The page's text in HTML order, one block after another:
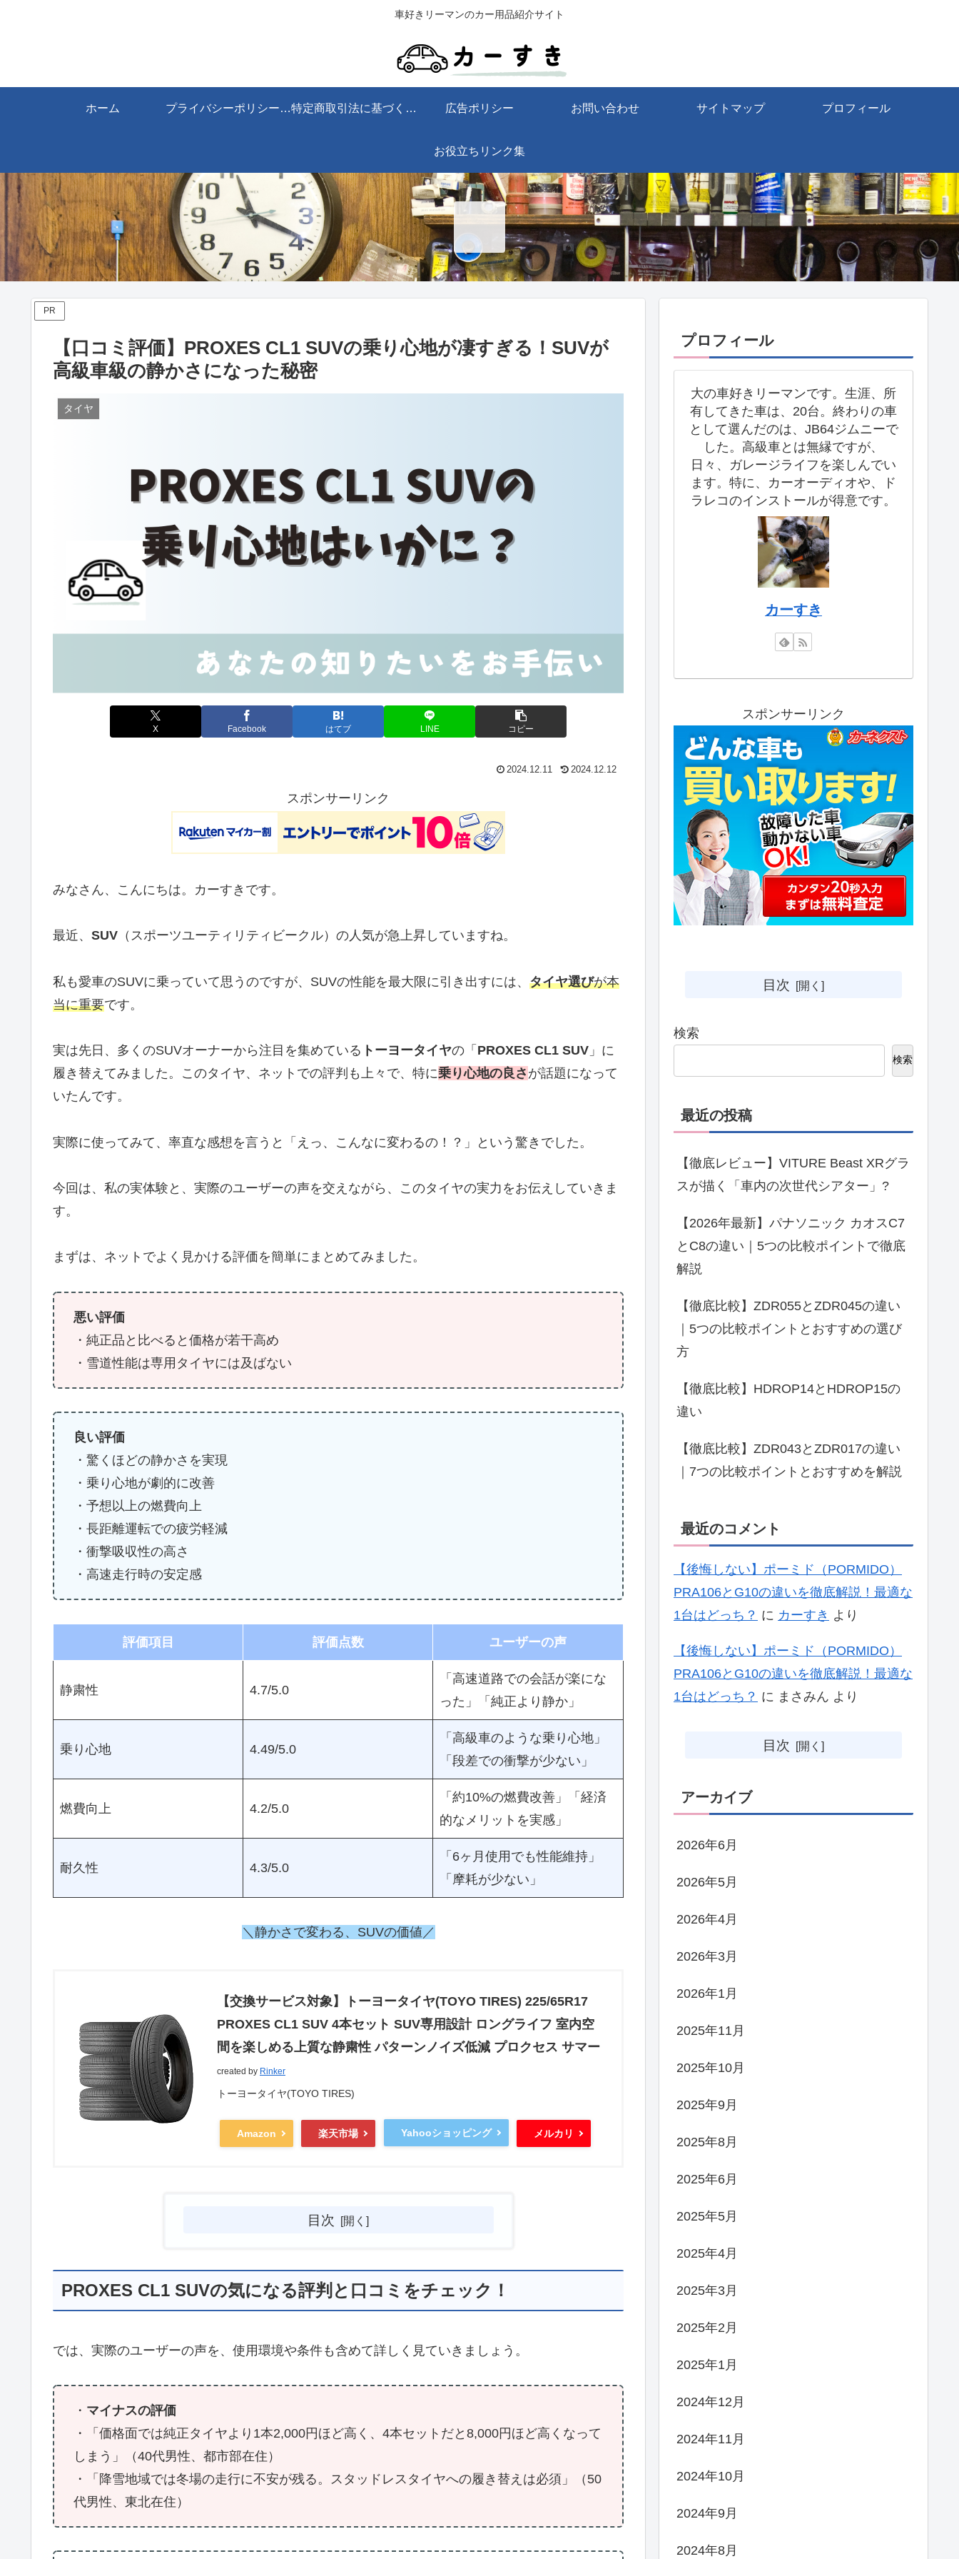
車好きリーマンのカー用品紹介サイト
ホーム プライバシーポリシー・免責事項 特定商取引法に基づく表記 広告ポリシー お問い合わせ サイトマップ プロフィール
お役立ちリンク集
PR
【口コミ評価】PROXES CL1 SUVの乗り心地が凄すぎる！SUVが
高級車級の静かさになった秘密
タイヤ
X Facebook はてブ LINE コピー
2024.12.11 2024.12.12
スポンサーリンク
みなさん、こんにちは。カーすきです。
最近、 SUV （スポーツユーティリティビークル）の人気が急上昇していますね。
私も愛車のSUVに乗っていて思うのですが、SUVの性能を最大限に引き出すには、 タイヤ選びが本
当に重要です。
実は先日、多くのSUVオーナーから注目を集めている トーヨータイヤの「 PROXES CL1 SUV 」に
履き替えてみました。このタイヤ、ネットでの評判も上々で、特に乗り心地の良さ が話題になって
いたんです。
実際に使ってみて、率直な感想を言うと「えっ、こんなに変わるの！？」という驚きでした。
今回は、私の実体験と、実際のユーザーの声を交えながら、このタイヤの実力をお伝えしていきま
す。
まずは、ネットでよく見かける評価を簡単にまとめてみました。
悪い評価
・純正品と比べると価格が若干高め
・雪道性能は専用タイヤには及ばない
良い評価
・驚くほどの静かさを実現
・乗り心地が劇的に改善
・予想以上の燃費向上
・長距離運転での疲労軽減
・衝撃吸収性の高さ
・高速走行時の安定感
評価項目 評価点数 ユーザーの声
静粛性 4.7/5.0
「高速道路での会話が楽にな
った」「純正より静か」
乗り心地 4.49/5.0
「高級車のような乗り心地」
「段差での衝撃が少ない」
燃費向上 4.2/5.0
「約10%の燃費改善」「経済
的なメリットを実感」
耐久性 4.3/5.0
「6ヶ月使用でも性能維持」
「摩耗が少ない」
＼静かさで変わる、SUVの価値／
【交換サービス対象】トーヨータイヤ(TOYO TIRES) 225/65R17
PROXES CL1 SUV 4本セット SUV専用設計 ロングライフ 室内空
間を楽しめる上質な静粛性 パターンノイズ低減 プロクセス サマー
created by Rinker
トーヨータイヤ(TOYO TIRES)
Amazon 楽天市場 Yahooショッピング メルカリ
目次
PROXES CL1 SUVの気になる評判と口コミをチェック！
では、実際のユーザーの声を、使用環境や条件も含めて詳しく見ていきましょう。
・ マイナスの評価
・「価格面では純正タイヤより1本2,000円ほど高く、4本セットだと8,000円ほど高くなって
しまう」（40代男性、都市部在住）
・「降雪地域では冬場の走行に不安が残る。スタッドレスタイヤへの履き替えは必須」（50
代男性、東北在住）
プロフィール
大の車好きリーマンです。生涯、所
有してきた車は、20台。終わりの車
として選んだのは、JB64ジムニーで
した。高級車とは無縁ですが、
日々、ガレージライフを楽しんでい
ます。特に、カーオーディオや、ド
ラレコのインストールが得意です。
カーすき
スポンサーリンク
目次
検索
検索
最近の投稿
【徹底レビュー】VITURE Beast XRグラ
スが描く「車内の次世代シアター」?
【2026年最新】パナソニック カオスC7
とC8の違い｜5つの比較ポイントで徹底
解説
【徹底比較】ZDR055とZDR045の違い
｜5つの比較ポイントとおすすめの選び
方
【徹底比較】HDROP14とHDROP15の
違い
【徹底比較】ZDR043とZDR017の違い
｜7つの比較ポイントとおすすめを解説
最近のコメント
【後悔しない】ポーミド（PORMIDO）
PRA106とG10の違いを徹底解説！最適な
1台はどっち？ に カーすき より
【後悔しない】ポーミド（PORMIDO）
PRA106とG10の違いを徹底解説！最適な
1台はどっち？ に まさみん より
目次
アーカイブ
2026年6月
2026年5月
2026年4月
2026年3月
2026年1月
2025年11月
2025年10月
2025年9月
2025年8月
2025年6月
2025年5月
2025年4月
2025年3月
2025年2月
2025年1月
2024年12月
2024年11月
2024年10月
2024年9月
2024年8月